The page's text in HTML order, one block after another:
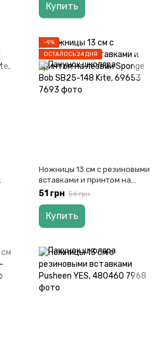
Купить
−9%
ОСТАЛОСЬ 24 ДНЯ
Ножницы 13 см с резиновыми
вставками и принтом на
лезвии Sponge Bob SB25-148
51 грн 56 грн
Купить